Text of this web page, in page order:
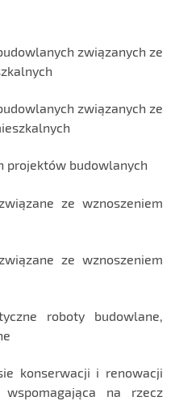
związanych ze
związanych ze
projektów budowlanych
ze wznoszeniem
ze wznoszeniem
roboty budowlane,
konserwacji i renowacji
wspomagająca na rzecz